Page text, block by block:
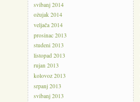
svibanj 2014
ožujak 2014
veljača 2014
prosinac 2013
studeni 2013
listopad 2013
rujan 2013
kolovoz 2013
srpanj 2013
svibanj 2013